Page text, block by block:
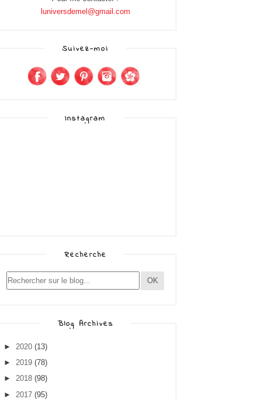
luniversdemel@gmail.com
Suivez-moi
Instagram
Recherche
Blog Archives
► 2020 (13)
► 2019 (78)
► 2018 (98)
► 2017 (95)